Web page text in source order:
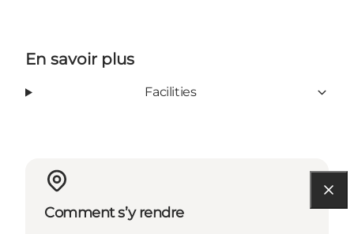
En savoir plus
Facilities
Comment s’y rendre